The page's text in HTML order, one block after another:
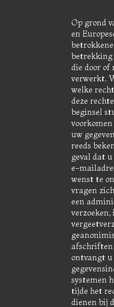
Op grond
en
betrekking
die door of
verwerkt.
welke
deze
beginsel
uw
reeds
geval dat u
e-
wenst te
vragen
een
verzoeken,
afschriften
ontvangt u
systemen
tijde het
dienen bij